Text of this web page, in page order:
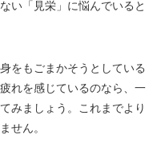
い「見栄」に悩んでいると
をもごまかそうとしている
れを感じているのなら、一
みましょう。これまでより
せん。